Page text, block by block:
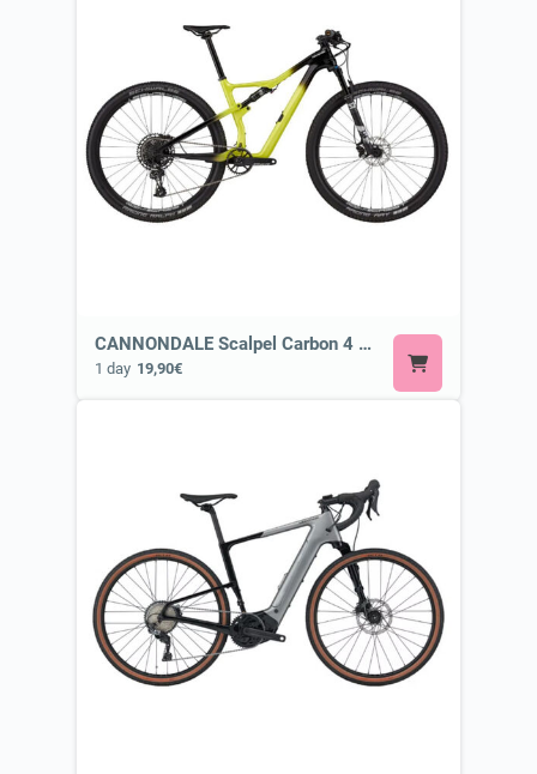
CANNONDALE Scalpel Carbon 4 HLT or Similar
1 day 19,90€